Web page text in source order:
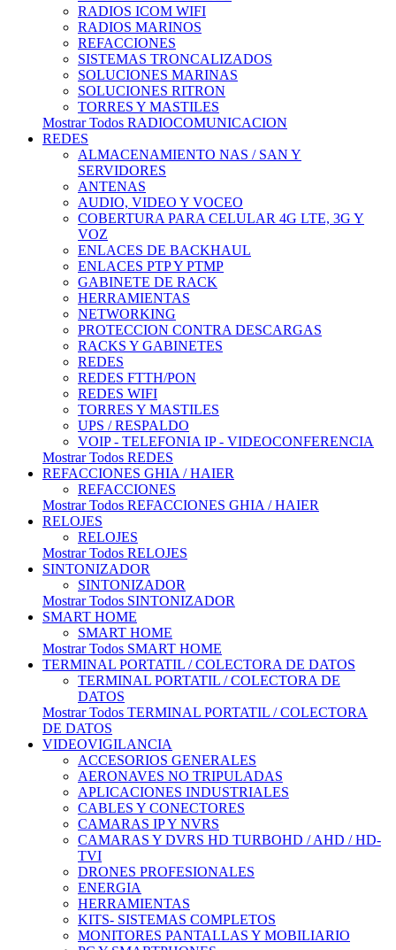
RADIOS ICOM WIFI
RADIOS MARINOS
REFACCIONES
SISTEMAS TRONCALIZADOS
SOLUCIONES MARINAS
SOLUCIONES RITRON
TORRES Y MASTILES
Mostrar Todos RADIOCOMUNICACION
REDES
ALMACENAMIENTO NAS / SAN Y
SERVIDORES
ANTENAS
AUDIO, VIDEO Y VOCEO
COBERTURA PARA CELULAR 4G LTE, 3G Y
VOZ
ENLACES DE BACKHAUL
ENLACES PTP Y PTMP
GABINETE DE RACK
HERRAMIENTAS
NETWORKING
PROTECCION CONTRA DESCARGAS
RACKS Y GABINETES
REDES
REDES FTTH/PON
REDES WIFI
TORRES Y MASTILES
UPS / RESPALDO
VOIP - TELEFONIA IP - VIDEOCONFERENCIA
Mostrar Todos REDES
REFACCIONES GHIA / HAIER
REFACCIONES
Mostrar Todos REFACCIONES GHIA / HAIER
RELOJES
RELOJES
Mostrar Todos RELOJES
SINTONIZADOR
SINTONIZADOR
Mostrar Todos SINTONIZADOR
SMART HOME
SMART HOME
Mostrar Todos SMART HOME
TERMINAL PORTATIL / COLECTORA DE DATOS
TERMINAL PORTATIL / COLECTORA DE
DATOS
Mostrar Todos TERMINAL PORTATIL / COLECTORA
DE DATOS
VIDEOVIGILANCIA
ACCESORIOS GENERALES
AERONAVES NO TRIPULADAS
APLICACIONES INDUSTRIALES
CABLES Y CONECTORES
CAMARAS IP Y NVRS
CAMARAS Y DVRS HD TURBOHD / AHD / HD-
TVI
DRONES PROFESIONALES
ENERGIA
HERRAMIENTAS
KITS- SISTEMAS COMPLETOS
MONITORES PANTALLAS Y MOBILIARIO